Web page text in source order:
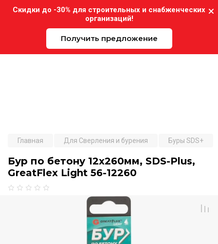
Скидки до -30% для строительных и снабженческих
организаций!
Получить предложение
Главная Для Сверления и бурения Буры SDS+
Бур по бетону 12x260мм, SDS-Plus,
GreatFlex Light 56-12260